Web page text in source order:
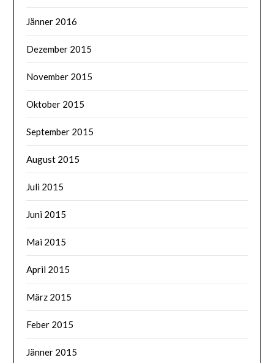
Jänner 2016
Dezember 2015
November 2015
Oktober 2015
September 2015
August 2015
Juli 2015
Juni 2015
Mai 2015
April 2015
März 2015
Feber 2015
Jänner 2015